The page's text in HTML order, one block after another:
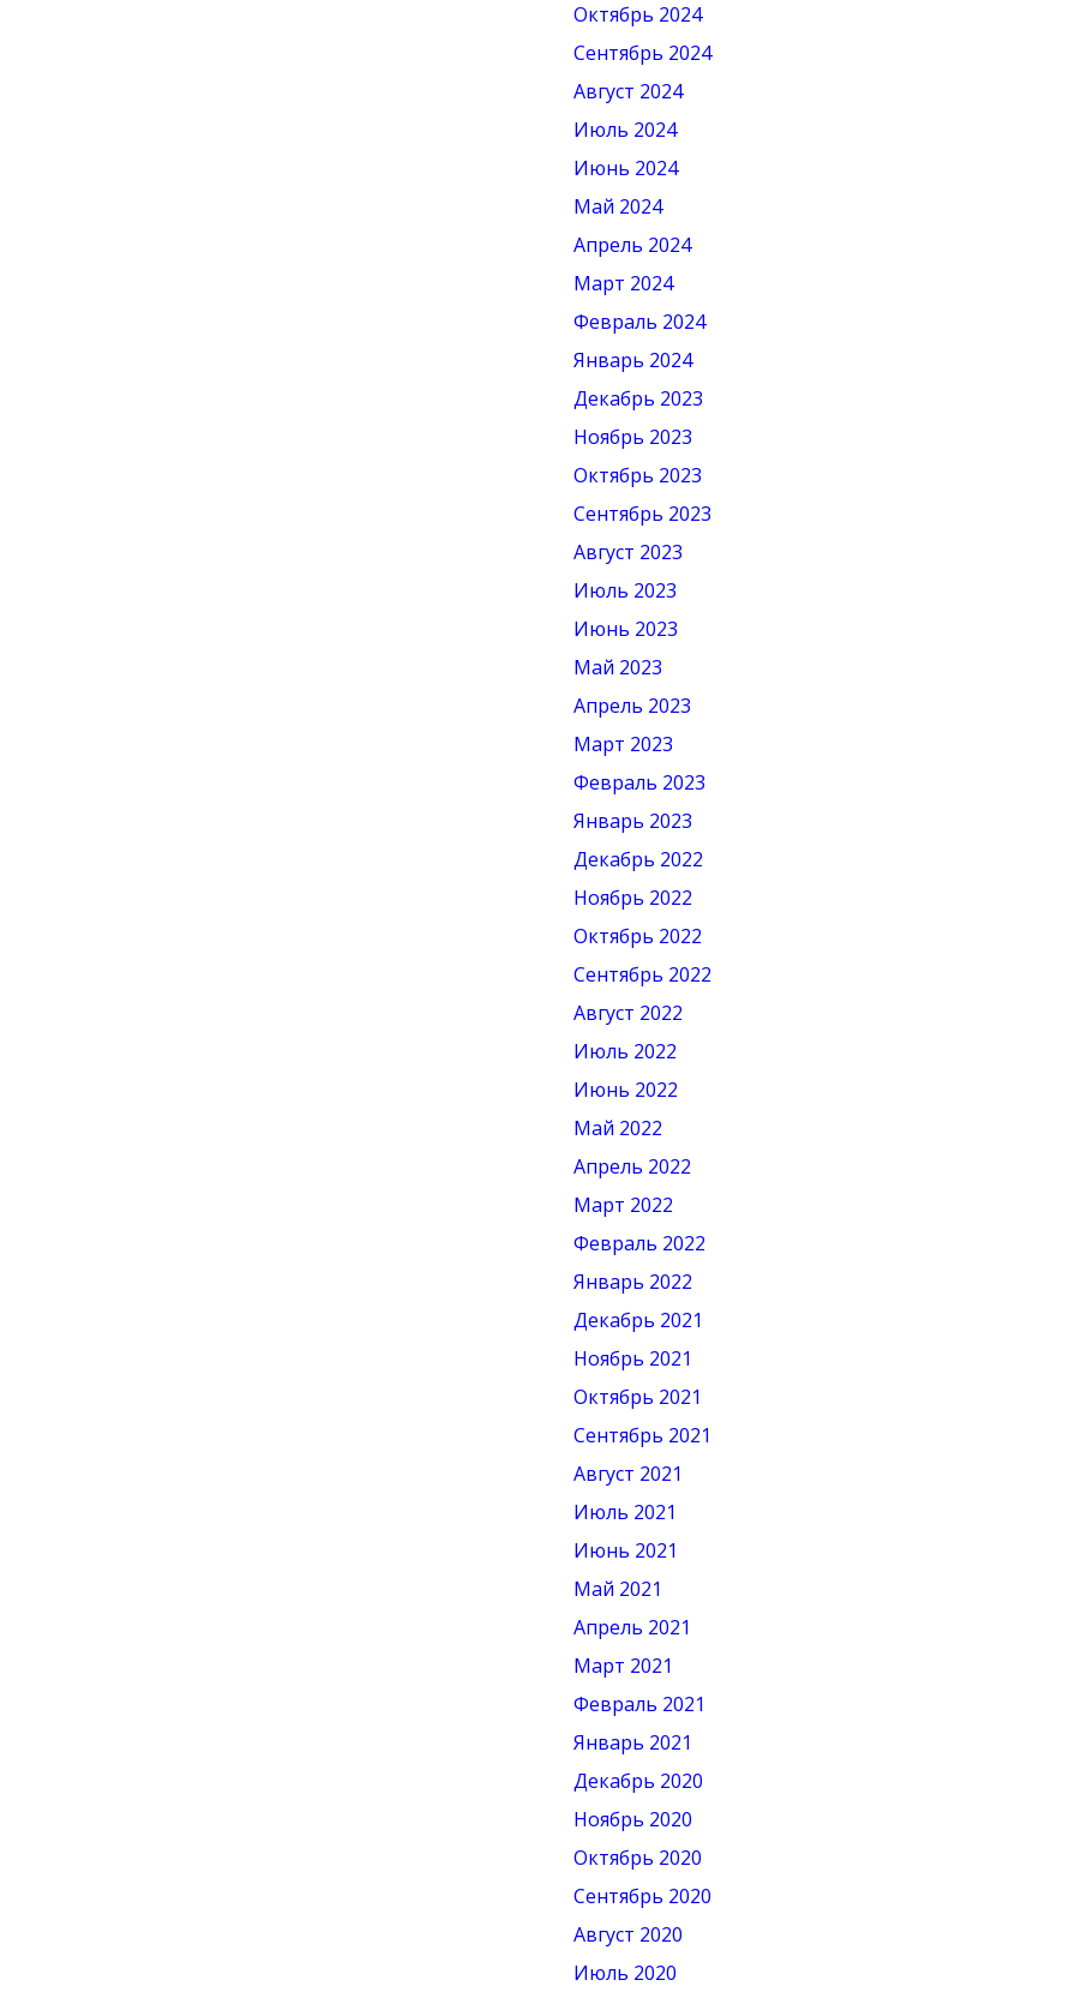
Октябрь 2024
Сентябрь 2024
Август 2024
Июль 2024
Июнь 2024
Май 2024
Апрель 2024
Март 2024
Февраль 2024
Январь 2024
Декабрь 2023
Ноябрь 2023
Октябрь 2023
Сентябрь 2023
Август 2023
Июль 2023
Июнь 2023
Май 2023
Апрель 2023
Март 2023
Февраль 2023
Январь 2023
Декабрь 2022
Ноябрь 2022
Октябрь 2022
Сентябрь 2022
Август 2022
Июль 2022
Июнь 2022
Май 2022
Апрель 2022
Март 2022
Февраль 2022
Январь 2022
Декабрь 2021
Ноябрь 2021
Октябрь 2021
Сентябрь 2021
Август 2021
Июль 2021
Июнь 2021
Май 2021
Апрель 2021
Март 2021
Февраль 2021
Январь 2021
Декабрь 2020
Ноябрь 2020
Октябрь 2020
Сентябрь 2020
Август 2020
Июль 2020